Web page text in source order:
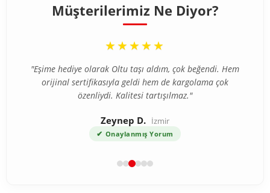
Müşterilerimiz Ne Diyor?
“
★★★★★
"Eşime hediye olarak Oltu taşı aldım, çok beğendi. Hem
orijinal sertifikasıyla geldi hem de kargolama çok
özenliydi. Kalitesi tartışılmaz."
Zeynep D. İzmir
✔ Onaylanmış Yorum